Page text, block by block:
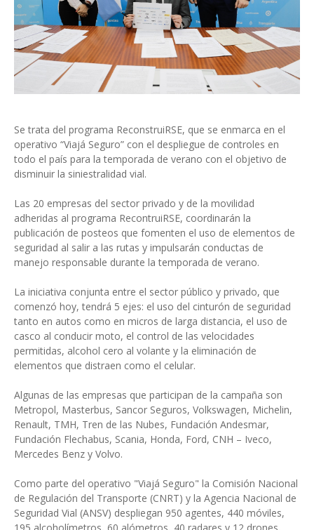
Se trata del programa ReconstruiRSE, que se enmarca en el
operativo “Viajá Seguro” con el despliegue de controles en
todo el país para la temporada de verano con el objetivo de
disminuir la siniestralidad vial.
Las 20 empresas del sector privado y de la movilidad
adheridas al programa RecontruiRSE, coordinarán la
publicación de posteos que fomenten el uso de elementos de
seguridad al salir a las rutas y impulsarán conductas de
manejo responsable durante la temporada de verano.
La iniciativa conjunta entre el sector público y privado, que
comenzó hoy, tendrá 5 ejes: el uso del cinturón de seguridad
tanto en autos como en micros de larga distancia, el uso de
casco al conducir moto, el control de las velocidades
permitidas, alcohol cero al volante y la eliminación de
elementos que distraen como el celular.
Algunas de las empresas que participan de la campaña son
Metropol, Masterbus, Sancor Seguros, Volkswagen, Michelin,
Renault, TMH, Tren de las Nubes, Fundación Andesmar,
Fundación Flechabus, Scania, Honda, Ford, CNH – Iveco,
Mercedes Benz y Volvo.
Como parte del operativo "Viajá Seguro" la Comisión Nacional
de Regulación del Transporte (CNRT) y la Agencia Nacional de
Seguridad Vial (ANSV) despliegan 950 agentes, 440 móviles,